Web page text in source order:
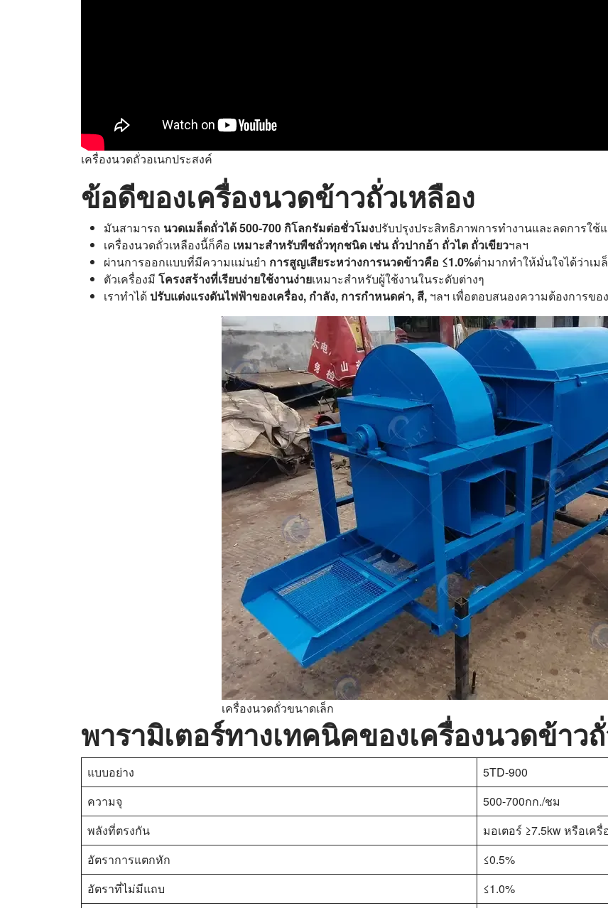
เครื่องนวดถั่วอเนกประสงค์
ข้อดีของเครื่องนวดข้าวถั่วเหลือง
มันสามารถ นวดเมล็ดถั่วได้ 500-700 กิโลกรัมต่อชั่วโมงปรับปรุงประสิทธิภาพการทำงานและลดการใช้
เครื่องนวดถั่วเหลืองนี้ก็คือ เหมาะสำหรับพืชถั่วทุกชนิด เช่น ถั่วปากอ้า ถั่วไต ถั่วเขียวฯลฯ
ผ่านการออกแบบที่มีความแม่นยำ การสูญเสียระหว่างการนวดข้าวคือ ≤1.0%ต่ำมากทำให้มั่นใจได้ว่าเ
ตัวเครื่องมี โครงสร้างที่เรียบง่ายใช้งานง่ายเหมาะสำหรับผู้ใช้งานในระดับต่างๆ
เราทำได้ ปรับแต่งแรงดันไฟฟ้าของเครื่อง, กำลัง, การกำหนดค่า, สี, ฯลฯ เพื่อตอบสนองความต้องการข
เครื่องนวดถั่วขนาดเล็ก
พารามิเตอร์ทางเทคนิคของเครื่องนวดข้าว
แบบอย่าง
5TD-900
ความจุ
500-700กก./ชม
พลังที่ตรงกัน
มอเตอร์ ≥7.5kw หรือเค
อัตราการแตกหัก
≤0.5%
อัตราที่ไม่มีแถบ
≤1.0%